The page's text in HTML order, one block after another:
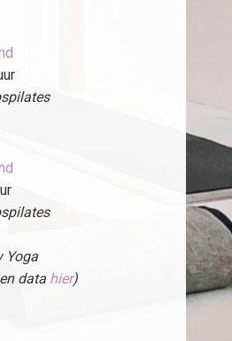
Yoga
data hier)